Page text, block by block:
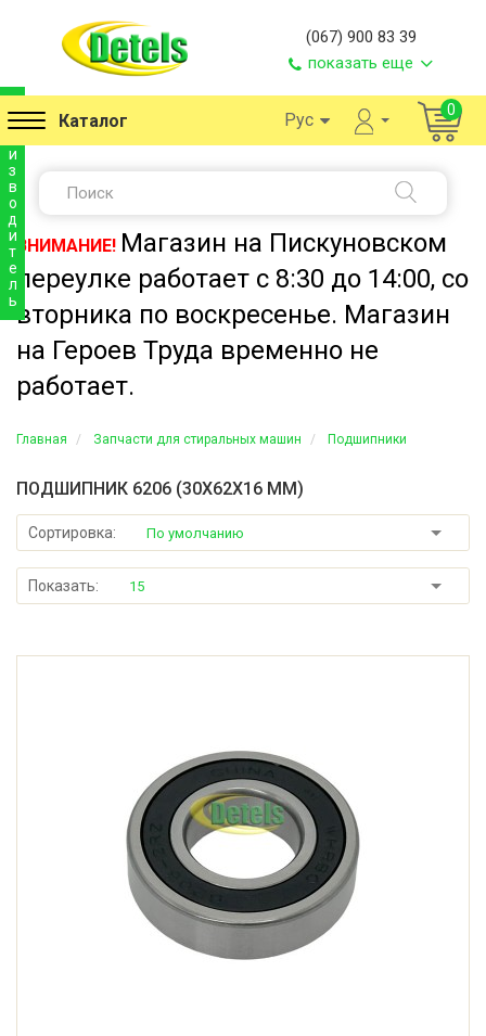
(067) 900 83 39
показать еще
Каталог Рус 0
ВНИМАНИЕ! Магазин на Пискуновском
переулке работает с 8:30 до 14:00, со
вторника по воскресенье. Магазин
на Героев Труда временно не
работает.
Главная Запчасти для стиральных машин Подшипники
ПОДШИПНИК 6206 (30X62X16 ММ)
Сортировка: По умолчанию
Показать: 15
р
и
з
в
о
д
и
т
е
л
ь